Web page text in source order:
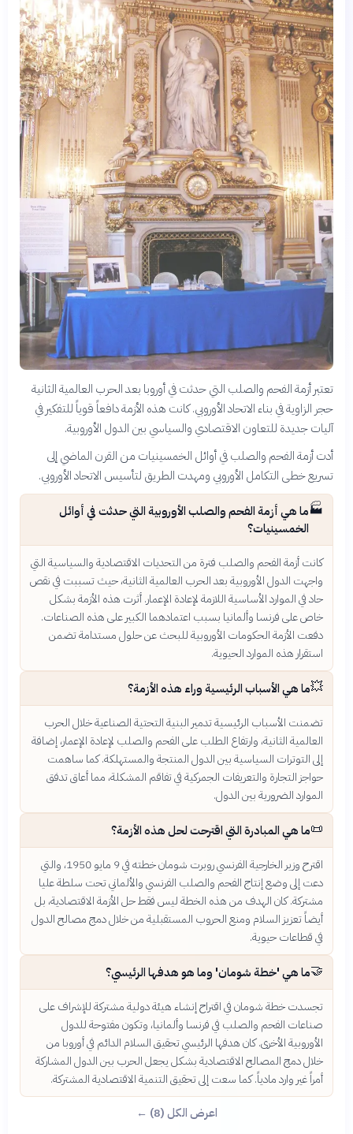
تعتبر أزمة الفحم والصلب التي حدثت في أوروبا بعد الحرب العالمية الثانية
حجر الزاوية في بناء الاتحاد الأوروبي. كانت هذه الأزمة دافعاً قوياً للتفكير في
آليات جديدة للتعاون الاقتصادي والسياسي بين الدول الأوروبية.
أدت أزمة الفحم والصلب في أوائل الخمسينيات من القرن الماضي إلى
تسريع خطى التكامل الأوروبي ومهدت الطريق لتأسيس الاتحاد الأوروبي.
🏭ما هي أزمة الفحم والصلب الأوروبية التي حدثت في أوائل
الخمسينيات؟
كانت أزمة الفحم والصلب فترة من التحديات الاقتصادية والسياسية التي
واجهت الدول الأوروبية بعد الحرب العالمية الثانية، حيث تسببت في نقص
حاد في الموارد الأساسية اللازمة لإعادة الإعمار. أثرت هذه الأزمة بشكل
خاص على فرنسا وألمانيا بسبب اعتمادهما الكبير على هذه الصناعات.
دفعت الأزمة الحكومات الأوروبية للبحث عن حلول مستدامة تضمن
استقرار هذه الموارد الحيوية.
💥ما هي الأسباب الرئيسية وراء هذه الأزمة؟
تضمنت الأسباب الرئيسية تدمير البنية التحتية الصناعية خلال الحرب
العالمية الثانية، وارتفاع الطلب على الفحم والصلب لإعادة الإعمار، إضافة
إلى التوترات السياسية بين الدول المنتجة والمستهلكة. كما ساهمت
حواجز التجارة والتعريفات الجمركية في تفاقم المشكلة، مما أعاق تدفق
الموارد الضرورية بين الدول.
📜ما هي المبادرة التي اقترحت لحل هذه الأزمة؟
اقترح وزير الخارجية الفرنسي روبرت شومان خطته في 9 مايو 1950، والتي
دعت إلى وضع إنتاج الفحم والصلب الفرنسي والألماني تحت سلطة عليا
مشتركة. كان الهدف من هذه الخطة ليس فقط حل الأزمة الاقتصادية، بل
أيضاً تعزيز السلام ومنع الحروب المستقبلية من خلال دمج مصالح الدول
في قطاعات حيوية.
🤝ما هي 'خطة شومان' وما هو هدفها الرئيسي؟
تجسدت خطة شومان في اقتراح إنشاء هيئة دولية مشتركة للإشراف على
صناعات الفحم والصلب في فرنسا وألمانيا، وتكون مفتوحة للدول
الأوروبية الأخرى. كان هدفها الرئيسي تحقيق السلام الدائم في أوروبا من
خلال دمج المصالح الاقتصادية بشكل يجعل الحرب بين الدول المشاركة
أمراً غير وارد مادياً. كما سعت إلى تحقيق التنمية الاقتصادية المشتركة.
اعرض الكل (8) ←